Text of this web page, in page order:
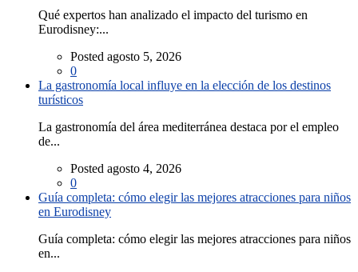
Qué expertos han analizado el impacto del turismo en
Eurodisney:...
Posted agosto 5, 2026
0
La gastronomía local influye en la elección de los destinos
turísticos
La gastronomía del área mediterránea destaca por el empleo
de...
Posted agosto 4, 2026
0
Guía completa: cómo elegir las mejores atracciones para niños
en Eurodisney
Guía completa: cómo elegir las mejores atracciones para niños
en...